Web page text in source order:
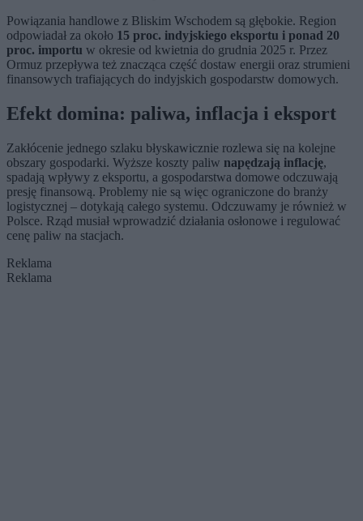
Powiązania handlowe z Bliskim Wschodem są głębokie. Region
odpowiadał za około 15 proc. indyjskiego eksportu i ponad 20
proc. importu w okresie od kwietnia do grudnia 2025 r. Przez
Ormuz przepływa też znacząca część dostaw energii oraz strumieni
finansowych trafiających do indyjskich gospodarstw domowych.
Efekt domina: paliwa, inflacja i eksport
Zakłócenie jednego szlaku błyskawicznie rozlewa się na kolejne
obszary gospodarki. Wyższe koszty paliw napędzają inflację,
spadają wpływy z eksportu, a gospodarstwa domowe odczuwają
presję finansową. Problemy nie są więc ograniczone do branży
logistycznej – dotykają całego systemu. Odczuwamy je również w
Polsce. Rząd musiał wprowadzić działania osłonowe i regulować
cenę paliw na stacjach.
Reklama
Reklama